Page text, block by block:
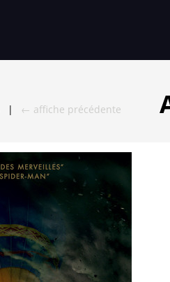
| ← affiche précédente